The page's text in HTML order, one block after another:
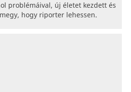
problémáival, új életet kezdett és
hogy riporter lehessen.